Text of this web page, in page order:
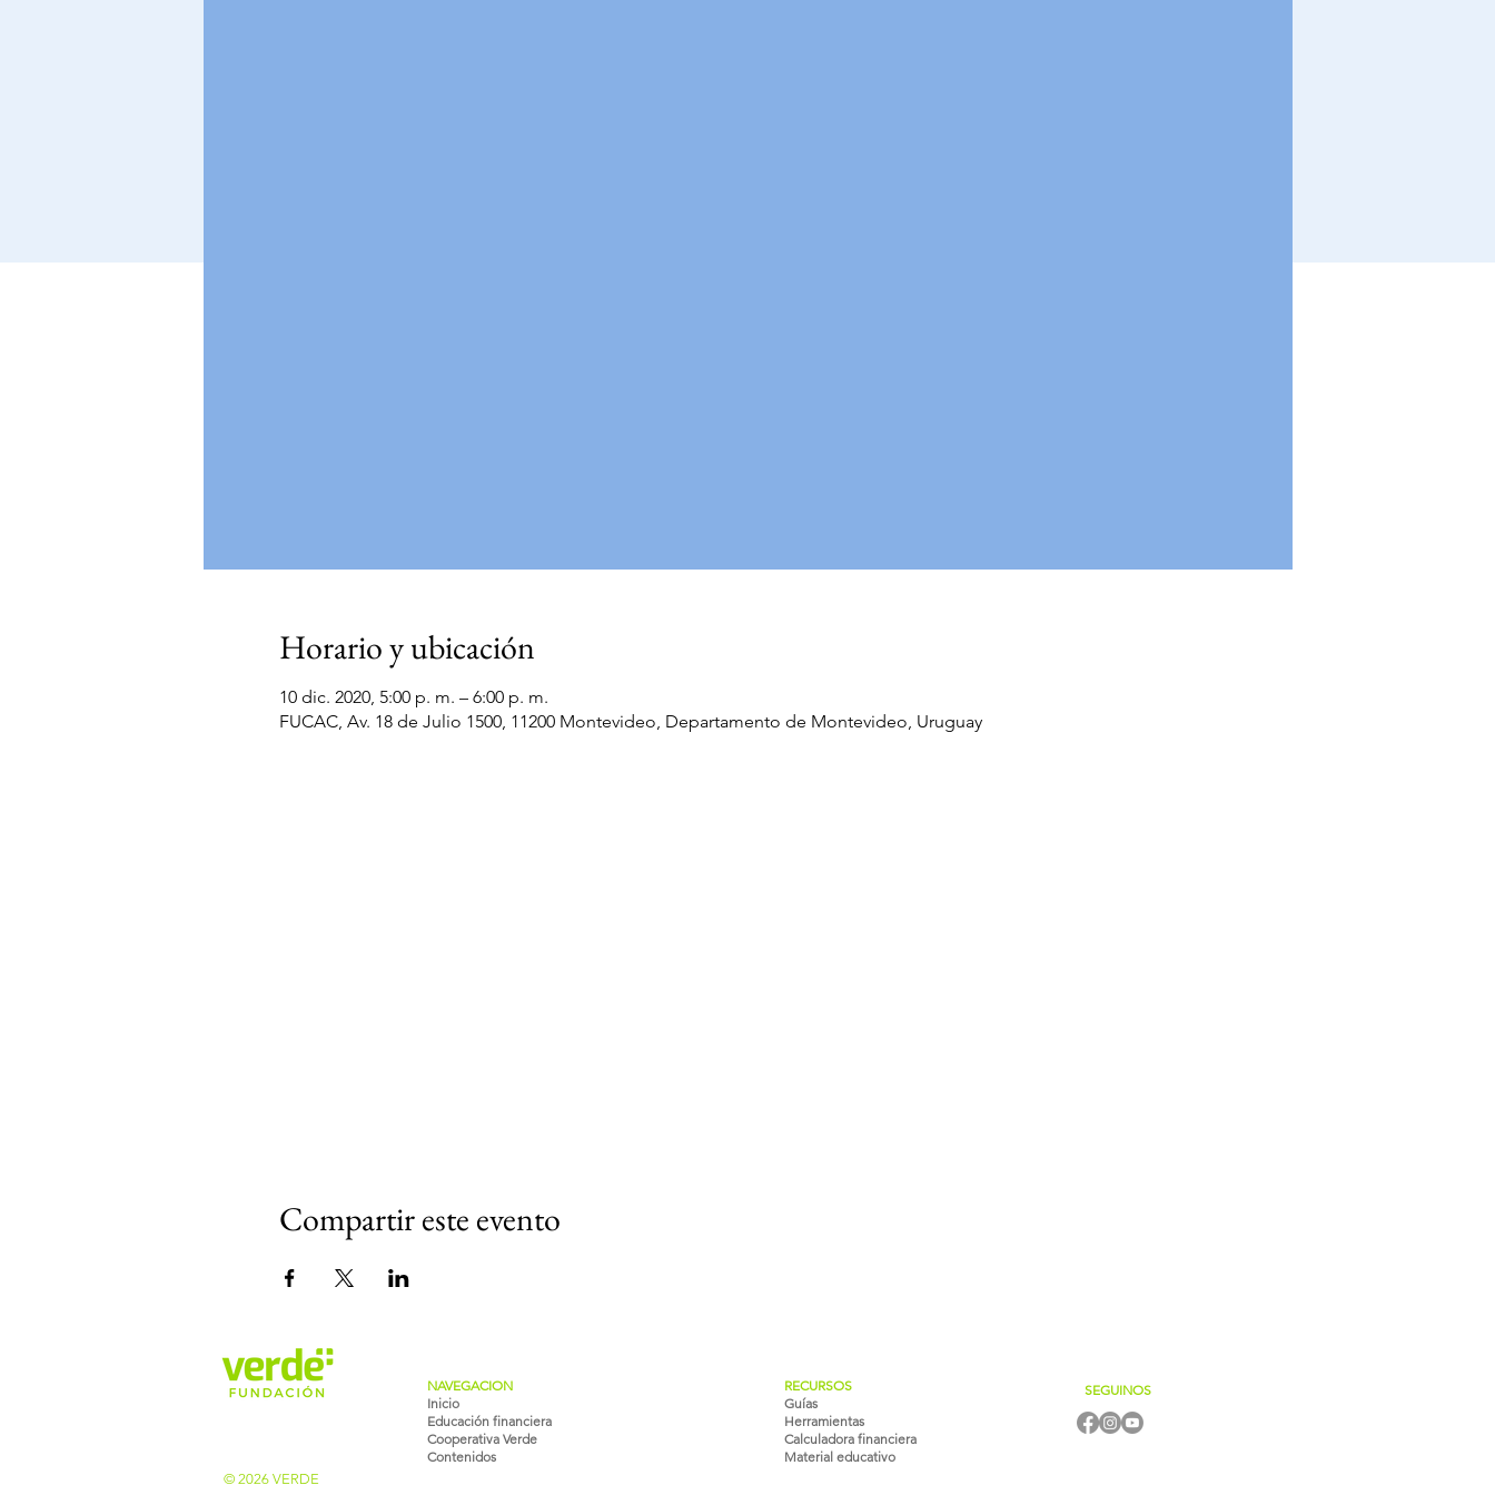
Horario y ubicación
10 dic. 2020, 5:00 p. m. – 6:00 p. m.
FUCAC, Av. 18 de Julio 1500, 11200 Montevideo, Departamento de Montevideo, Uruguay
Compartir este evento
NAVEGACION
Inicio
Educación financiera
Cooperativa Verde
Contenidos
© 2026 VERDE
RECURSOS
Guías
Herramientas
Calculadora financiera
Material educativo
SEGUINOS